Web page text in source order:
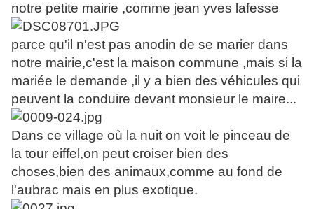
notre petite mairie ,comme jean yves lafesse
parce qu'il n'est pas anodin de se marier dans
notre mairie,c'est la maison commune ,mais si la
mariée le demande ,il y a bien des véhicules qui
peuvent la conduire devant monsieur le maire...
Dans ce village où la nuit on voit le pinceau de
la tour eiffel,on peut croiser bien des
choses,bien des animaux,comme au fond de
l'aubrac mais en plus exotique.